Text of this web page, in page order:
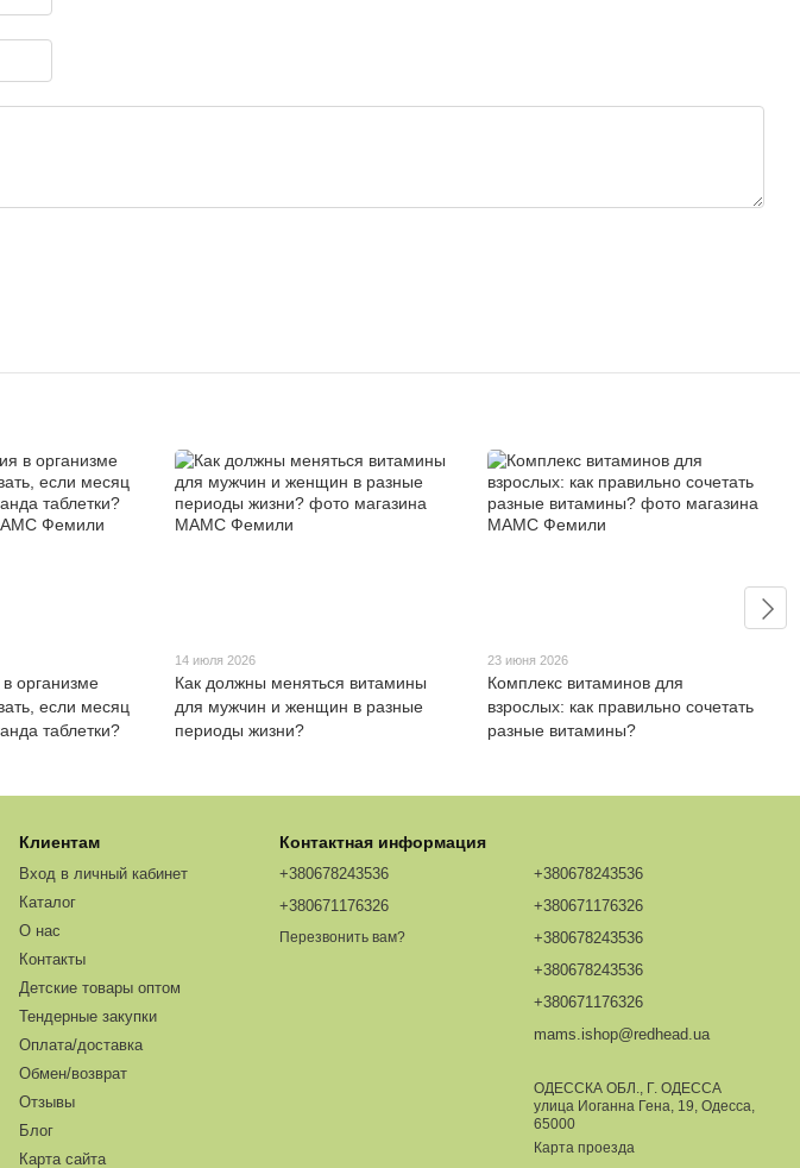
организме
если месяц
таблетки?
14 июля 2026
Как должны меняться витамины
для мужчин и женщин в разные
периоды жизни?
23 июня 2026
Комплекс витаминов для
взрослых: как правильно сочетать
разные витамины?
Клиентам
Вход в личный кабинет
Каталог
О нас
Контакты
Детские товары оптом
Тендерные закупки
Оплата/доставка
Обмен/возврат
Отзывы
Блог
Карта сайта
Контактная информация
+380678243536
+380671176326
Перезвонить вам?
+380678243536
+380671176326
+380678243536
+380678243536
+380671176326
mams.ishop@redhead.ua
ОДЕССКА ОБЛ., Г. ОДЕССА
улица Иоганна Гена, 19, Одесса,
65000
Карта проезда